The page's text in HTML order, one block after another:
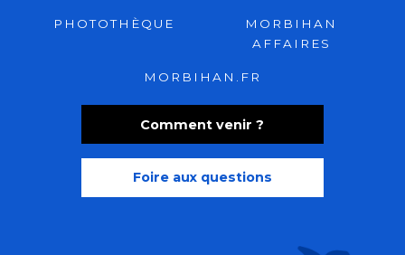
Comment venir ?
Foire aux questions
PHOTOTHÈQUE
MORBIHAN
AFFAIRES
MORBIHAN.FR